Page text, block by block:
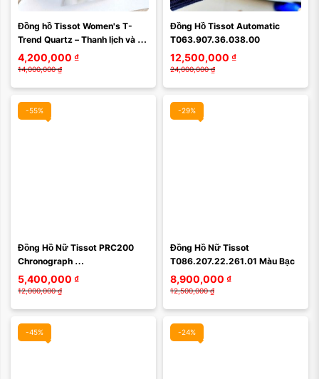
Đồng hồ Tissot Women's T-
Trend Quartz – Thanh lịch và
hiện đại cho phái đẹp
T63.1.155.31
4,200,000 ₫
14,000,000 ₫
Đồng Hồ Tissot Automatic
T063.907.36.038.00
12,500,000 ₫
24,000,000 ₫
-55%
Đồng Hồ Nữ Tissot PRC200
Chronograph
T055.217.16.033.02 – Sang
Trọng, Đẳng Cấp, Chuẩn Thụy
5,400,000 ₫
12,000,000 ₫
-29%
Xóa
Đồng Hồ Nữ Tissot
T086.207.22.261.01 Màu Bạc
8,900,000 ₫
12,500,000 ₫
-45% -24%
Xóa